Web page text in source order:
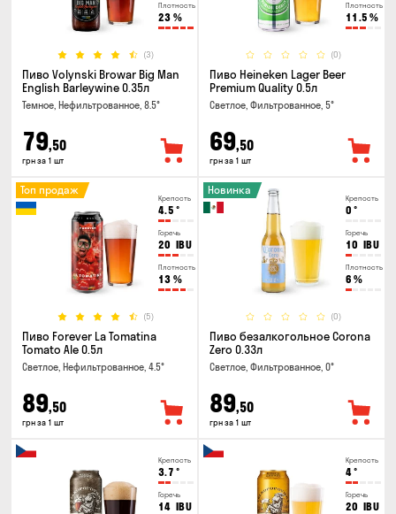
Плотность
23 %
(3)
Пиво Volynski Browar Big Man
English Barleywine 0.35л
Темное, Нефильтрованное, 8.5°
79,50
грн за 1 шт
Плотность
11.5 %
(0)
Пиво Heineken Lager Beer
Premium Quality 0.5л
Светлое, Фильтрованное, 5°
69,50
грн за 1 шт
Крепость
4.5 °
Горечь
20 IBU
Плотность
13 %
(5)
Топ продаж
Пиво Forever La Tomatina
Tomato Ale 0.5л
Светлое, Нефильтрованное, 4.5°
89,50
грн за 1 шт
Крепость
0 °
Горечь
10 IBU
Плотность
6 %
(0)
Новинка
Пиво безалкогольное Corona
Zero 0.33л
Светлое, Фильтрованное, 0°
89,50
грн за 1 шт
Крепость
3.7 °
Горечь
14 IBU
Крепость
4°
Горечь
20 IBU